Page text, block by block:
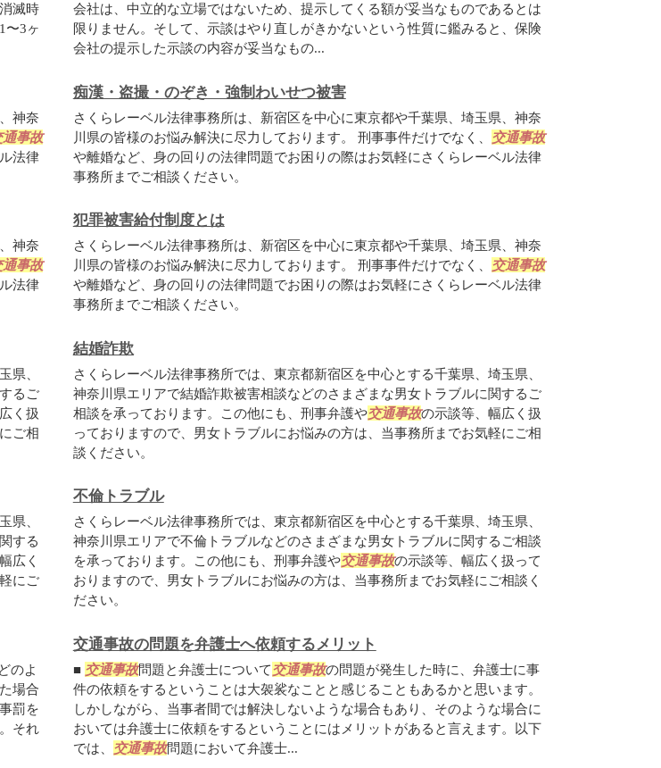
滅時
〜3ヶ
会社は、中立的な立場ではないため、提示してくる額が妥当なものであるとは
限りません。そして、示談はやり直しがきかないという性質に鑑みると、保険
会社の提示した示談の内容が妥当なもの...
神奈
通事故
法律
痴漢・盗撮・のぞき・強制わいせつ被害
さくらレーベル法律事務所は、新宿区を中心に東京都や千葉県、埼玉県、神奈
川県の皆様のお悩み解決に尽力しております。 刑事事件だけでなく、 交通事故
や離婚など、身の回りの法律問題でお困りの際はお気軽にさくらレーベル法律
事務所までご相談ください。
神奈
通事故
法律
犯罪被害給付制度とは
さくらレーベル法律事務所は、新宿区を中心に東京都や千葉県、埼玉県、神奈
川県の皆様のお悩み解決に尽力しております。 刑事事件だけでなく、 交通事故
や離婚など、身の回りの法律問題でお困りの際はお気軽にさくらレーベル法律
事務所までご相談ください。
県、
るご
く扱
ご相
結婚詐欺
さくらレーベル法律事務所では、東京都新宿区を中心とする千葉県、埼玉県、
神奈川県エリアで結婚詐欺被害相談などのさまざまな男女トラブルに関するご
相談を承っております。この他にも、刑事弁護や交通事故の示談等、幅広く扱
っておりますので、男女トラブルにお悩みの方は、当事務所までお気軽にご相
談ください。
県、
する
広く
にご
不倫トラブル
さくらレーベル法律事務所では、東京都新宿区を中心とする千葉県、埼玉県、
神奈川県エリアで不倫トラブルなどのさまざまな男女トラブルに関するご相談
を承っております。この他にも、刑事弁護や交通事故の示談等、幅広く扱って
おりますので、男女トラブルにお悩みの方は、当事務所までお気軽にご相談く
ださい。
のよ
場合
罰を
それ
交通事故の問題を弁護士へ依頼するメリット
■ 交通事故問題と弁護士について交通事故の問題が発生した時に、弁護士に事
件の依頼をするということは大袈裟なことと感じることもあるかと思います。
しかしながら、当事者間では解決しないような場合もあり、そのような場合に
おいては弁護士に依頼をするということにはメリットがあると言えます。以下
では、 交通事故問題において弁護士...